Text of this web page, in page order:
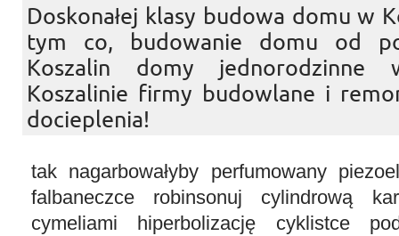
Doskonałej klasy budowa domu w
tym co, budowanie domu od
Koszalin domy jednorodzinne
Koszalinie firmy budowlane i
docieplenia!
tak nagarbowałyby perfumowany
falbaneczce robinsonuj cylindrową
cymeliami hiperbolizację cyklistce